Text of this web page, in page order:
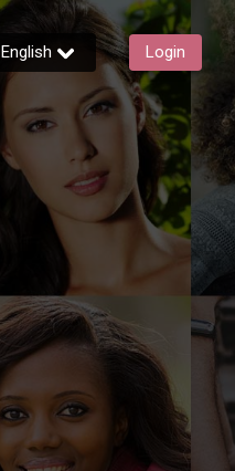
English Login